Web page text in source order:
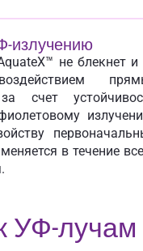
излучению
не блекнет и
счет
в течение
УФ-лучам